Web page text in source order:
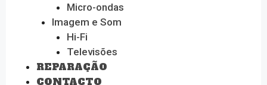
Micro-ondas
Imagem e Som
Hi-Fi
Televisões
REPARAÇÃO
CONTACTO